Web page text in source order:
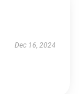
Dec 16, 2024